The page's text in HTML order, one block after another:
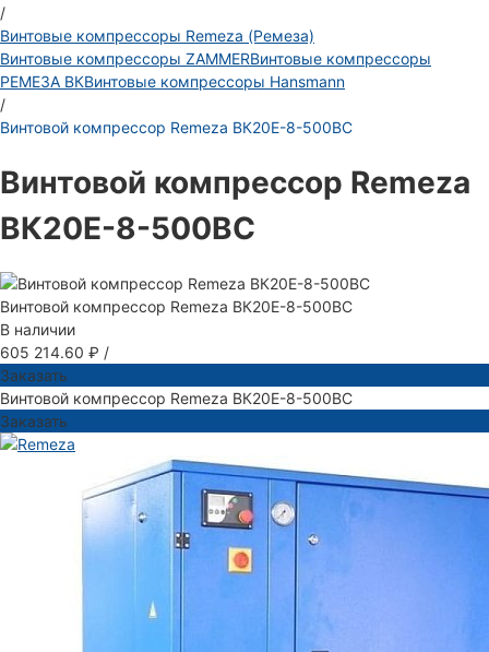
/
Винтовые компрессоры Remeza (Ремеза)
Винтовые компрессоры ZAMMERВинтовые компрессоры
РЕМЕЗА ВКВинтовые компрессоры Hansmann
/
Винтовой компрессор Remeza ВК20Е-8-500ВС
Винтовой компрессор Remeza
ВК20Е-8-500ВС
Винтовой компрессор Remeza ВК20Е-8-500ВС
В наличии
605 214.60 ₽ /
Заказать
Винтовой компрессор Remeza ВК20Е-8-500ВС
Заказать